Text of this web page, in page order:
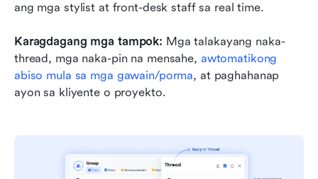
ang mga stylist at front-desk staff sa real time.
Karagdagang mga tampok: Mga talakayang naka-
thread, mga naka-pin na mensahe, awtomatikong
abiso mula sa mga gawain/porma, at paghahanap
ayon sa kliyente o proyekto.